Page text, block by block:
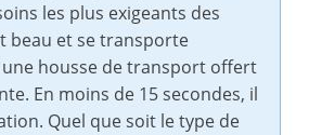
les plus exigeants des
beau et se transporte
housse de transport offert
En moins de 15 secondes, il
Quel que soit le type de